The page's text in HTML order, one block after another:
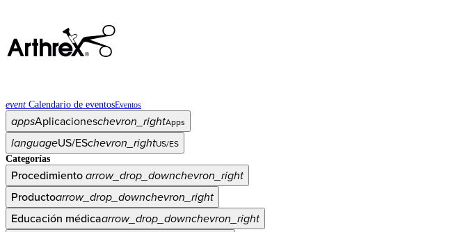
event Calendario de eventosEventos
appsAplicacioneschevron_rightApps
languageUS/ESchevron_rightUS/ES
Categorías
Procedimientoarrow_drop_downchevron_right
Productoarrow_drop_downchevron_right
Educación médicaarrow_drop_downchevron_right